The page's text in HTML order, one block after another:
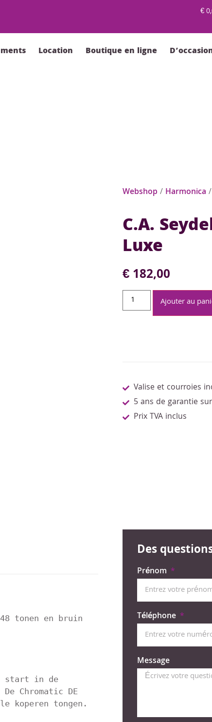
€
Location Boutique en ligne
Webshop / Harmonica
C.A.
Luxe
€182,00
Ajouter au
Valise et courroies
5 ans de garantie
Prix TVA inclus
48 tonen en bruin
start in de
Chromatic DE
koperen tongen.
Des
Prénom
Téléphone
Message